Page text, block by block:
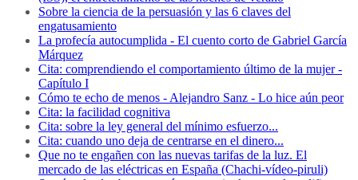
Sobre la ciencia de la persuasión y las 6 claves del
engatusamiento
La profecía autocumplida - El cuento corto de Gabriel García
Márquez
Cita: comprendiendo el comportamiento último de la mujer -
Capítulo I
Cómo te echo de menos - Alejandro Sanz - Lo hice aún peor
Cita: la facilidad cognitiva
Cita: sobre la ley general del mínimo esfuerzo...
Cita: cuando uno deja de centrarse en el dinero...
Que no te engañen con las nuevas tarifas de la luz. El
mercado de las eléctricas en España (Chachi-vídeo-piruli)